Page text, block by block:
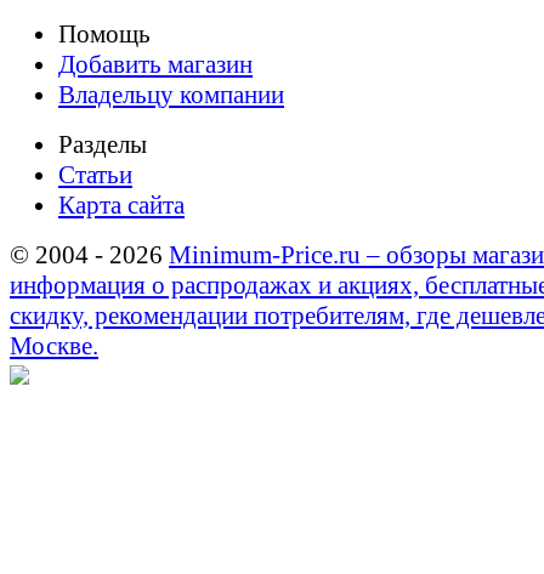
Помощь
Добавить магазин
Владельцу компании
Разделы
Статьи
Карта сайта
© 2004 - 2026 Minimum-Price.ru – обзоры
информация о распродажах и акциях,
скидку, рекомендации потребителям, где
Москве.